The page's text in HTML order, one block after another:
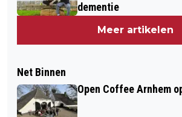
dementie
Meer artikelen
Net Binnen
Open Coffee Arnhem